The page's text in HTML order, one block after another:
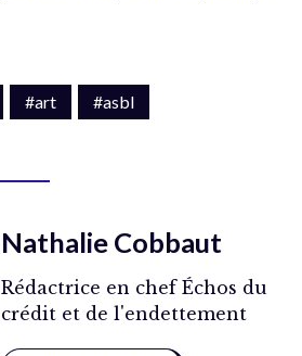
#art #asbl
Nathalie Cobbaut
Rédactrice en chef Échos du
crédit et de l'endettement